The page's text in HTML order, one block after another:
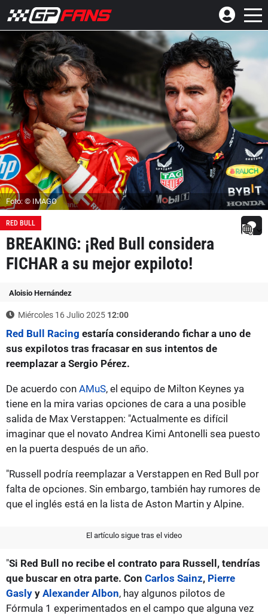
Foto: © IMAGO
RED BULL
BREAKING: ¡Red Bull considera
FICHAR a su mejor expiloto!
Aloisio Hernández
Miércoles 16 Julio 2025 12:00
Red Bull Racing estaría considerando fichar a uno de
sus expilotos tras fracasar en sus intentos de
reemplazar a Sergio Pérez.
De acuerdo con AMuS, el equipo de Milton Keynes ya
tiene en la mira varias opciones de cara a una posible
salida de Max Verstappen: "Actualmente es difícil
imaginar que el novato Andrea Kimi Antonelli sea puesto
en la puerta después de un año.
"Russell podría reemplazar a Verstappen en Red Bull por
falta de opciones. Sin embargo, también hay rumores de
que el inglés está en la lista de Aston Martin y Alpine.
El artículo sigue tras el video
"Si Red Bull no recibe el contrato para Russell, tendrías
que buscar en otra parte. Con Carlos Sainz, Pierre
Gasly y Alexander Albon, hay algunos pilotos de
Fórmula 1 experimentados en el campo que alguna vez